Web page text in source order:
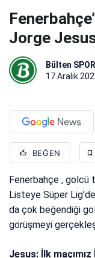
Jorge
Bülten SPOR
17 Aralık
BEĞEN
Fenerbahçe , golcü
Listeye Süper
da çok beğendiği
görüşmeyi
Jesus: İlk